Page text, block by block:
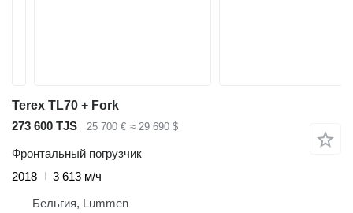
Terex TL70 + Fork
273 600 TJS
25 700 € ≈ 29 690 $
Фронтальный погрузчик
2018
3 613 м/ч
Бельгия, Lummen